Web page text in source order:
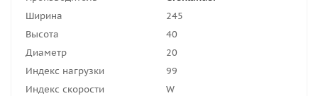
Ширина
245
Высота
40
Диаметр
20
Индекс нагрузки
99
Индекс скорости
W